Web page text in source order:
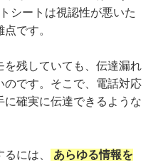
シートは視認性が悪いた
です。
を残していても、伝達漏れ
のです。そこで、電話対応
に確実に伝達できるような
には、
あらゆる情報を